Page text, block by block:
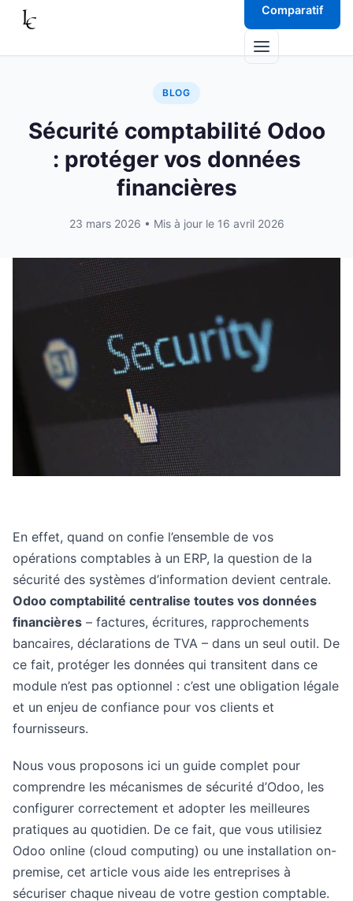
Aller au contenu Comparatif
Menu
BLOG
Sécurité comptabilité Odoo
: protéger vos données
financières
23 mars 2026 • Mis à jour le 16 avril 2026
En effet, quand on confie l’ensemble de vos
opérations comptables à un ERP, la question de la
sécurité des systèmes d’information devient centrale.
Odoo comptabilité centralise toutes vos données
financières – factures, écritures, rapprochements
bancaires, déclarations de TVA – dans un seul outil. De
ce fait, protéger les données qui transitent dans ce
module n’est pas optionnel : c’est une obligation légale
et un enjeu de confiance pour vos clients et
fournisseurs.
Nous vous proposons ici un guide complet pour
comprendre les mécanismes de sécurité d’Odoo, les
configurer correctement et adopter les meilleures
pratiques au quotidien. De ce fait, que vous utilisiez
Odoo online (cloud computing) ou une installation on-
premise, cet article vous aide les entreprises à
sécuriser chaque niveau de votre gestion comptable.